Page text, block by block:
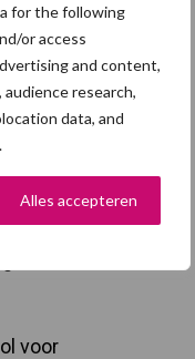
for the following
or access
and content,
research,
data, and
Alles accepteren
vreest
najaar
blijft grillig:
houden
voor